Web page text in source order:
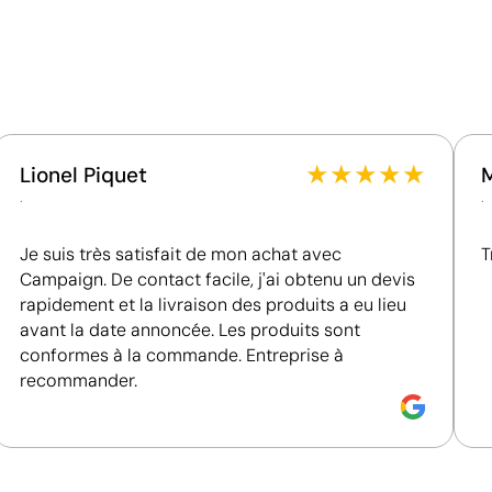
Fournisseur lié à une usine auditée selon une norme
reconnue, garantissant la vérification des
conditions de travail.
entreprises en matière de performance ESG.
Lionel Piquet
.
★★★★★
Je suis très satisfait de mon achat avec
Campaign. De contact facile, j'ai obtenu un devis
rapidement et la livraison des produits a eu lieu
avant la date annoncée. Les produits sont
conformes à la commande. Entreprise à
recommander.
.